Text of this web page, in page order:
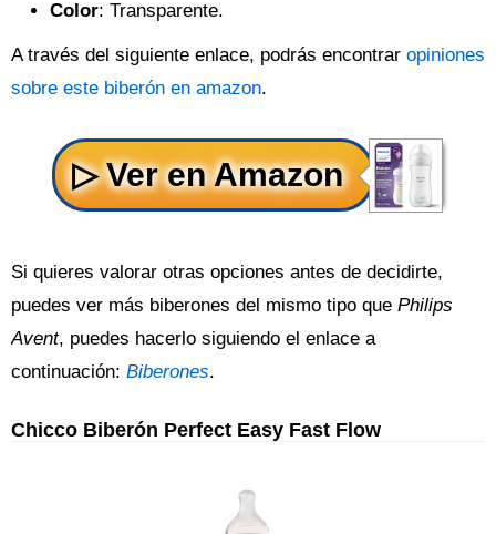
Color: Transparente.
A través del siguiente enlace, podrás encontrar opiniones
sobre este biberón en amazon.
Si quieres valorar otras opciones antes de decidirte,
puedes ver más biberones del mismo tipo que Philips
Avent, puedes hacerlo siguiendo el enlace a
continuación: Biberones.
Chicco Biberón Perfect Easy Fast Flow